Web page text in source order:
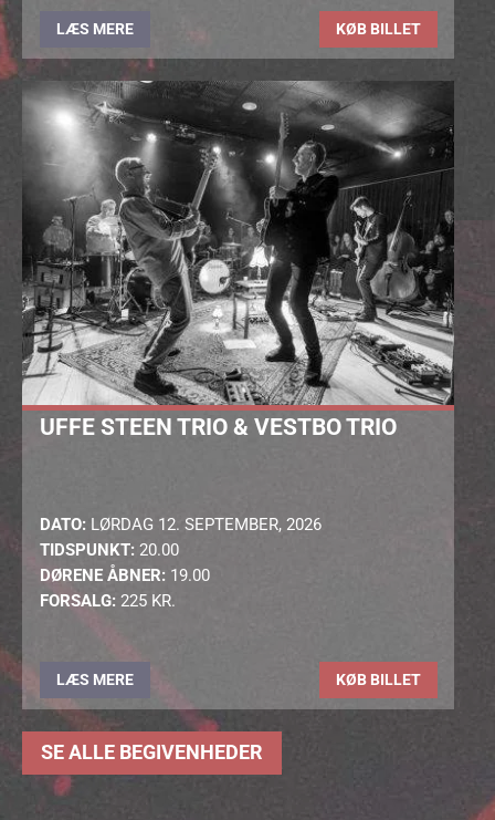
LÆS MERE KØB BILLET
UFFE STEEN TRIO & VESTBO TRIO
DATO: LØRDAG 12. SEPTEMBER, 2026
TIDSPUNKT: 20.00
DØRENE ÅBNER: 19.00
FORSALG: 225 KR.
LÆS MERE KØB BILLET
SE ALLE BEGIVENHEDER